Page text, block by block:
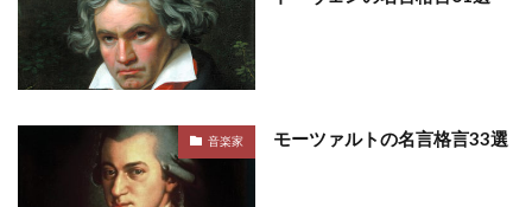
音楽家 モーツァルトの名言格言33選